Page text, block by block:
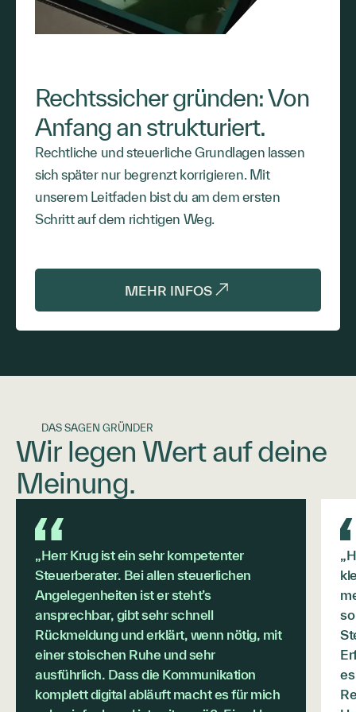
Rechtssicher gründen: Von
Anfang an strukturiert.
Rechtliche und steuerliche Grundlagen lassen
sich später nur begrenzt korrigieren. Mit
unserem Leitfaden bist du am dem ersten
Schritt auf dem richtigen Weg.
MEHR INFOS
DAS SAGEN GRÜNDER
Wir legen Wert auf deine
Meinung.
„Herr Krug ist ein sehr kompetenter
Steuerberater. Bei allen steuerlichen
Angelegenheiten ist er steht’s
ansprechbar, gibt sehr schnell
Rückmeldung und erklärt, wenn nötig, mit
einer stoischen Ruhe und sehr
ausführlich. Dass die Kommunikation
komplett digital abläuft macht es für mich